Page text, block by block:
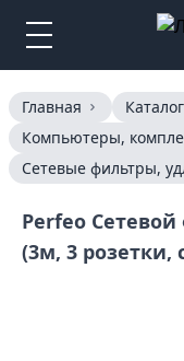
Главная
Каталог
Компьютеры,
Сетевые фильтры,
Perfeo Сетевой
(3м, 3 розетки,